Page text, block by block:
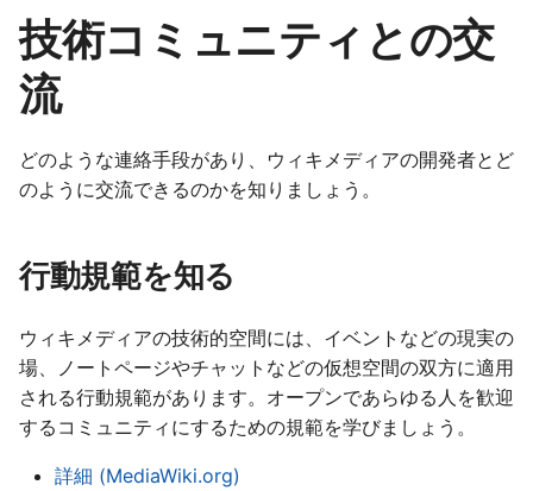
English
English (United
Français
Gaeilge
Português (Brasil)
Slovenčina
入
力
て
さ
い
Browse by programming
language
High-volume and
commercial access
ウィキメディアのサーバーに
ツールをホストする
技術コミュニティとの交
流
どのような連絡手段があり、ウィキメディアの開発者とど
のように交流できるのかを知りましょう。
行動規範を知る
ウィキメディアの技術的空間には、イベントなどの現実の
場、ノートページやチャットなどの仮想空間の双方に適用
される行動規範があります。オープンであらゆる人を歓迎
するコミュニティにするための規範を学びましょう。
詳細 (MediaWiki.org)